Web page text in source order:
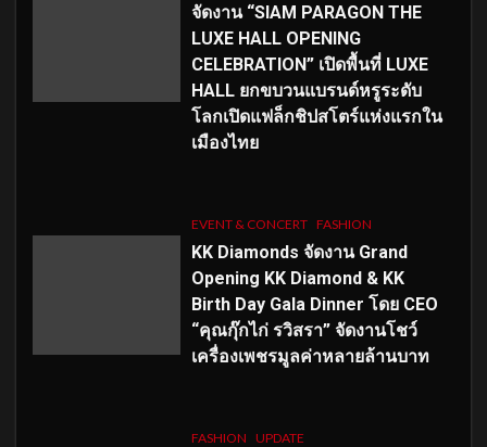
จัดงาน “SIAM PARAGON THE
LUXE HALL OPENING
CELEBRATION” เปิดพื้นที่ LUXE
HALL ยกขบวนแบรนด์หรูระดับ
โลกเปิดแฟล็กชิปสโตร์แห่งแรกใน
เมืองไทย
EVENT & CONCERT FASHION
KK Diamonds จัดงาน Grand
Opening KK Diamond & KK
Birth Day Gala Dinner โดย CEO
“คุณกุ๊กไก่ รวิสรา” จัดงานโชว์
เครื่องเพชรมูลค่าหลายล้านบาท
FASHION UPDATE